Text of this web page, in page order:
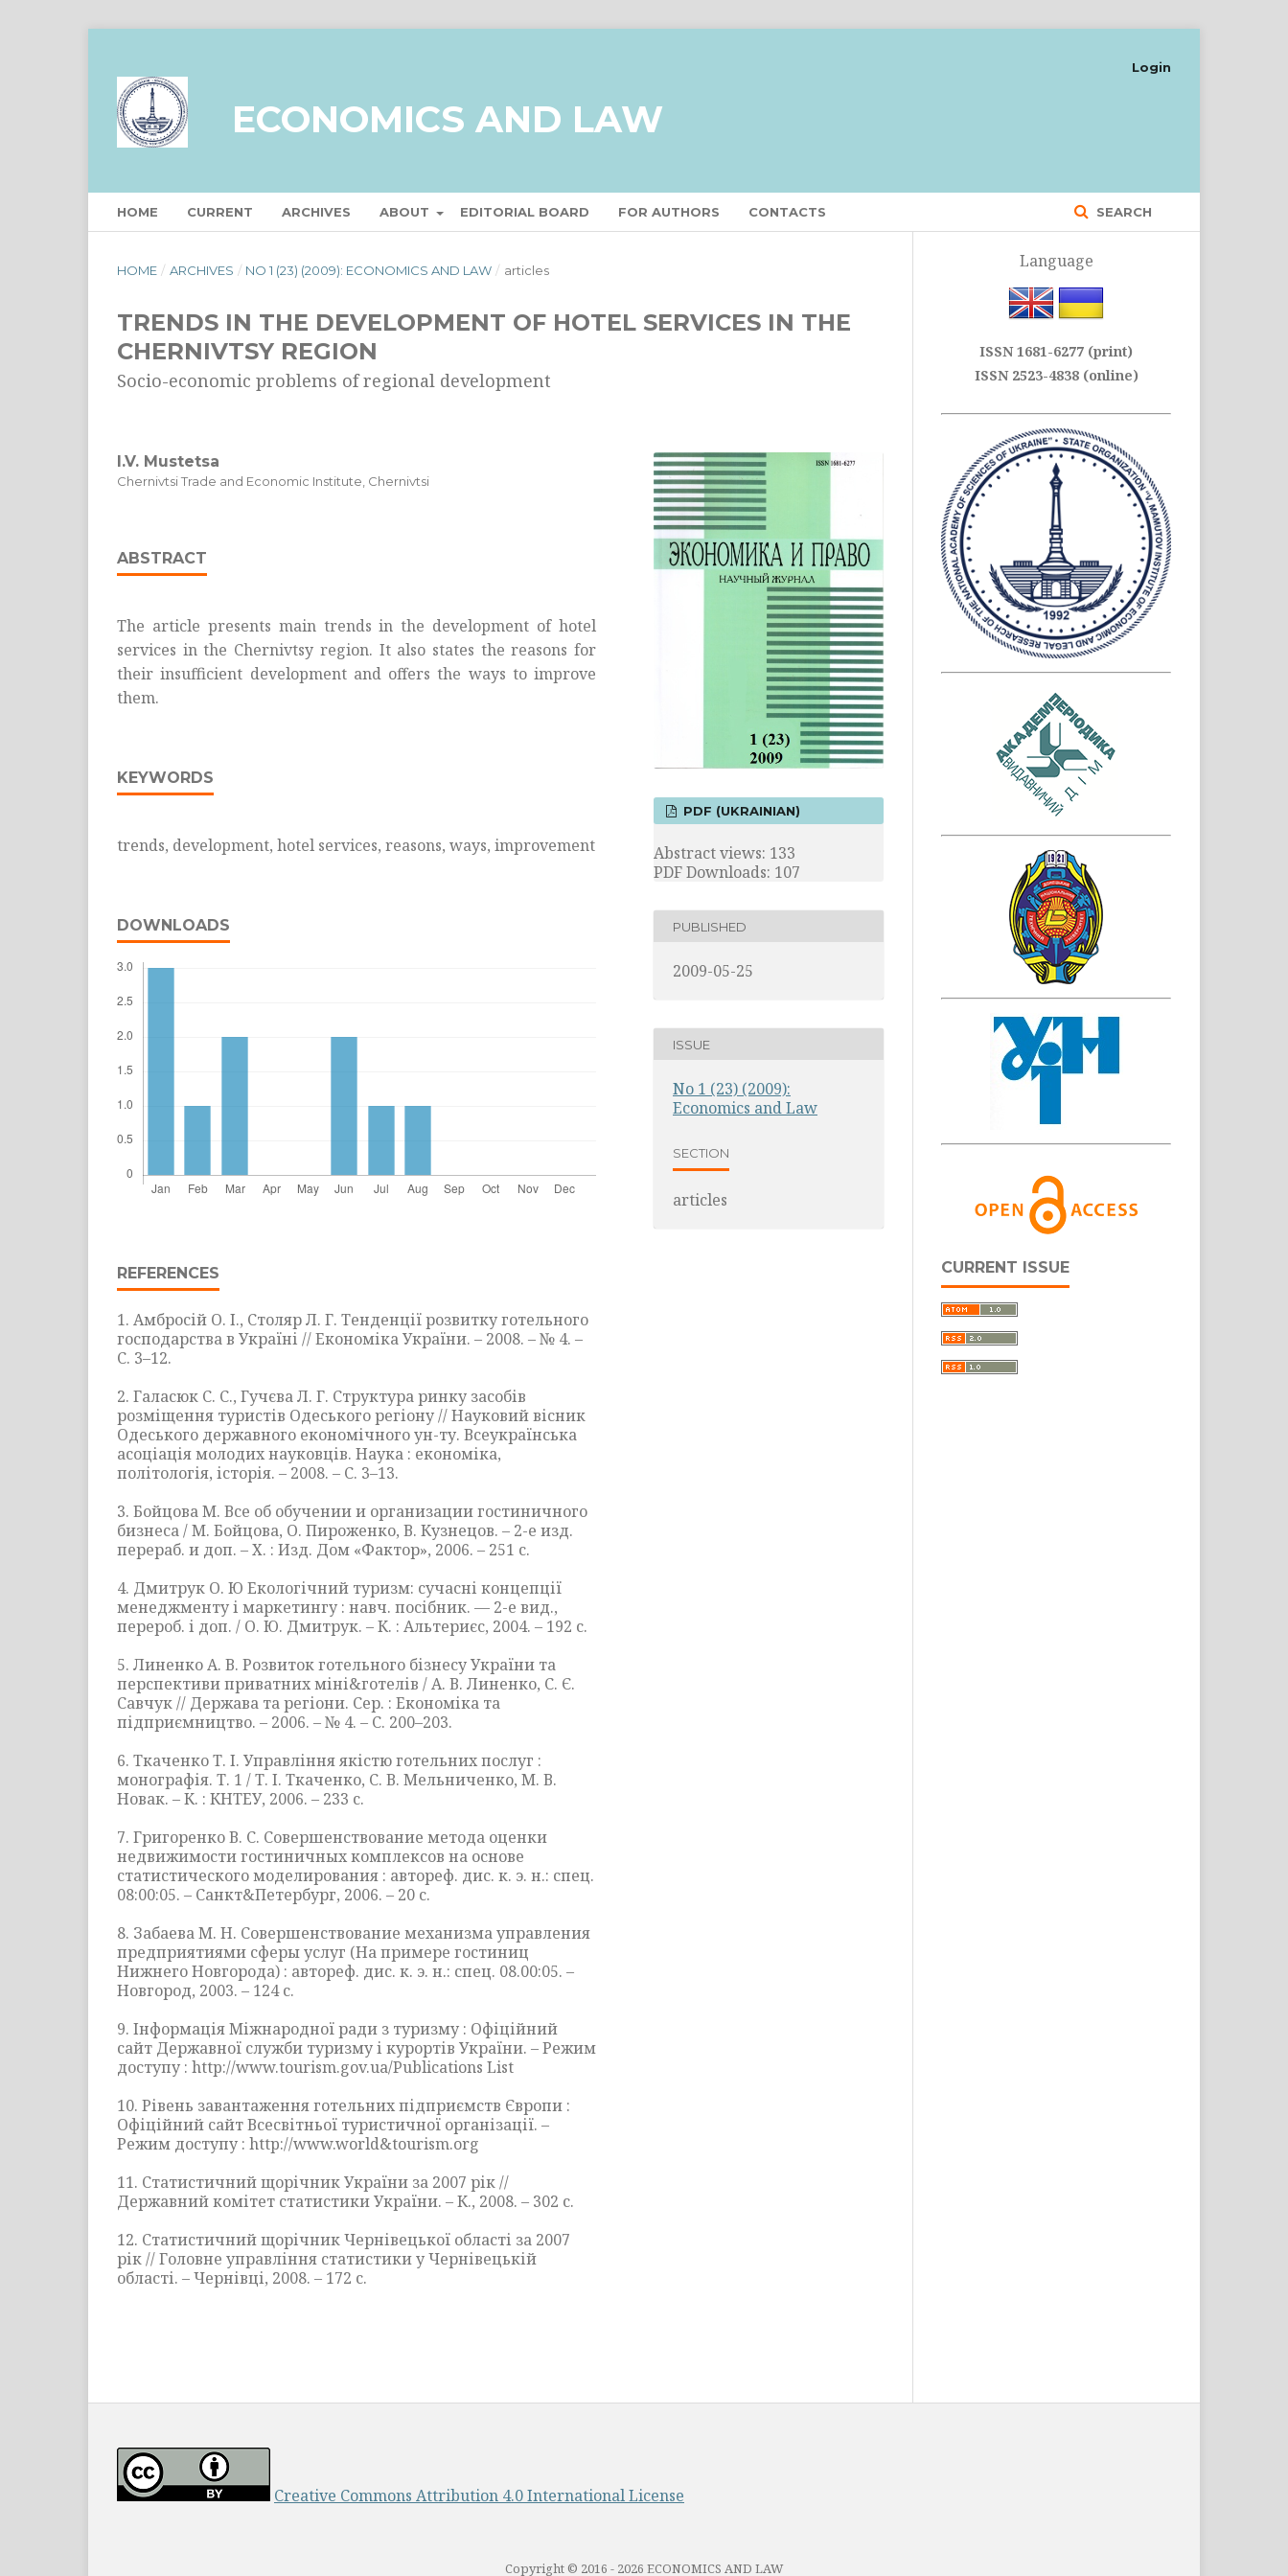
ECONOMICS AND LAW
HOME CURRENT ARCHIVES ABOUT EDITORIAL BOARD FOR AUTHORS CONTACTS SEARCH
Login
HOME / ARCHIVES / NO 1 (23) (2009): ECONOMICS AND LAW / articles
TRENDS IN THE DEVELOPMENT OF HOTEL SERVICES IN THE
CHERNIVTSY REGION
Socio-economic problems of regional development
I.V. Mustetsa
Chernivtsi Trade and Economic Institute, Chernivtsi
ABSTRACT
The article presents main trends in the development of hotel
services in the Chernivtsy region. It also states the reasons for
their insufficient development and offers the ways to improve
them.
KEYWORDS
trends, development, hotel services, reasons, ways, improvement
DOWNLOADS
REFERENCES
1. Амбросій О. І., Столяр Л. Г. Тенденції розвитку готельного
господарства в Україні // Економіка України. – 2008. – № 4. –
С. 3–12.
2. Галасюк С. С., Гучєва Л. Г. Структура ринку засобів
розміщення туристів Одеського регіону // Науковий вісник
Одеського державного економічного ун-ту. Всеукраїнська
асоціація молодих науковців. Наука : економіка,
політологія, історія. – 2008. – С. 3–13.
3. Бойцова М. Все об обучении и организации гостиничного
бизнеса / М. Бойцова, О. Пироженко, В. Кузнецов. – 2-е изд.
перераб. и доп. – Х. : Изд. Дом «Фактор», 2006. – 251 с.
4. Дмитрук О. Ю Екологічний туризм: сучасні концепції
менеджменту і маркетингу : навч. посібник. — 2-е вид.,
перероб. і доп. / О. Ю. Дмитрук. – К. : Альтериєс, 2004. – 192 с.
5. Линенко А. В. Розвиток готельного бізнесу України та
перспективи приватних міні&готелів / А. В. Линенко, С. Є.
Савчук // Держава та регіони. Сер. : Економіка та
підприємництво. – 2006. – № 4. – С. 200–203.
6. Ткаченко Т. І. Управління якістю готельних послуг :
монографія. Т. 1 / Т. І. Ткаченко, С. В. Мельниченко, М. В.
Новак. – К. : КНТЕУ, 2006. – 233 с.
7. Григоренко В. С. Совершенствование метода оценки
недвижимости гостиничных комплексов на основе
статистического моделирования : автореф. дис. к. э. н.: спец.
08:00:05. – Санкт&Петербург, 2006. – 20 с.
8. Забаева М. Н. Совершенствование механизма управления
предприятиями сферы услуг (На примере гостиниц
Нижнего Новгорода) : автореф. дис. к. э. н.: спец. 08.00:05. –
Новгород, 2003. – 124 с.
9. Інформація Міжнародної ради з туризму : Офіційний
сайт Державної служби туризму і курортів України. – Режим
доступу : http://www.tourism.gov.ua/Publications List
10. Рівень завантаження готельних підприємств Європи :
Офіційний сайт Всесвітньої туристичної організації. –
Режим доступу : http://www.world&tourism.org
11. Статистичний щорічник України за 2007 рік //
Державний комітет статистики України. – К., 2008. – 302 с.
12. Статистичний щорічник Чернівецької області за 2007
рік // Головне управління статистики у Чернівецькій
області. – Чернівці, 2008. – 172 с.
PDF (UKRAINIAN)
Abstract views: 133
PDF Downloads: 107
PUBLISHED
2009-05-25
ISSUE
No 1 (23) (2009):
Economics and Law
SECTION
articles
Language
ISSN 1681-6277 (print)
ISSN 2523-4838 (online)
CURRENT ISSUE
Creative Commons Attribution 4.0 International License
Copyright © 2016 - 2026 ECONOMICS AND LAW